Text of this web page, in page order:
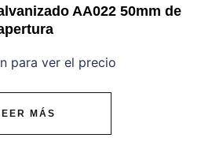
AA022 50mm de
para ver el precio
MÁS